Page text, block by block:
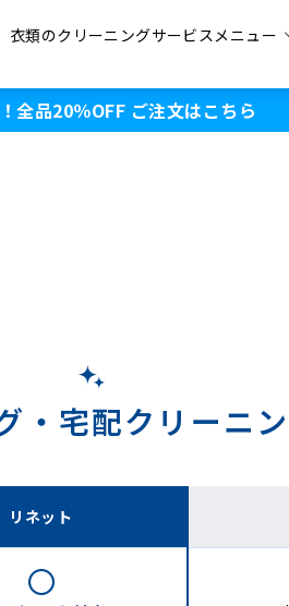
衣類のクリーニングサービスメニュー
全品20％OFF ご注文はこちら
・ 宅配クリーニ
リネット